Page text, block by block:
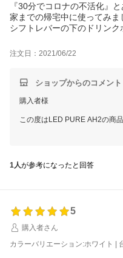
『30分でコロナの不活化』
家までの帰宅中に使ってみま
シフトレバーの下のドリンク
この空気清浄機は吸気口が
ダーの足元部分とかぶらない
6畳和室で使用した際は、和
コロナに関しては目に見え
ませんが、実証実験からし
きたいです！
注文日：2021/06/22
ショップからのコメント
購入者様
この度はLED PURE AH2の商
ぜひこれから末永くご愛用いた
数日中にご注文時のご住所へ
ただきます。
ありがとうございました。
1人が参考になったと回答
5
購入者さん
カラーバリエーション:ホワイト |